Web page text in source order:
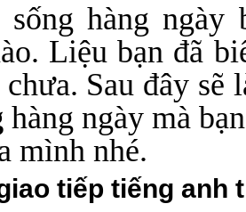
sống hàng ngày
Liệu bạn đã
Sau đây sẽ
hàng ngày mà
mình nhé.
tiếp tiếng anh